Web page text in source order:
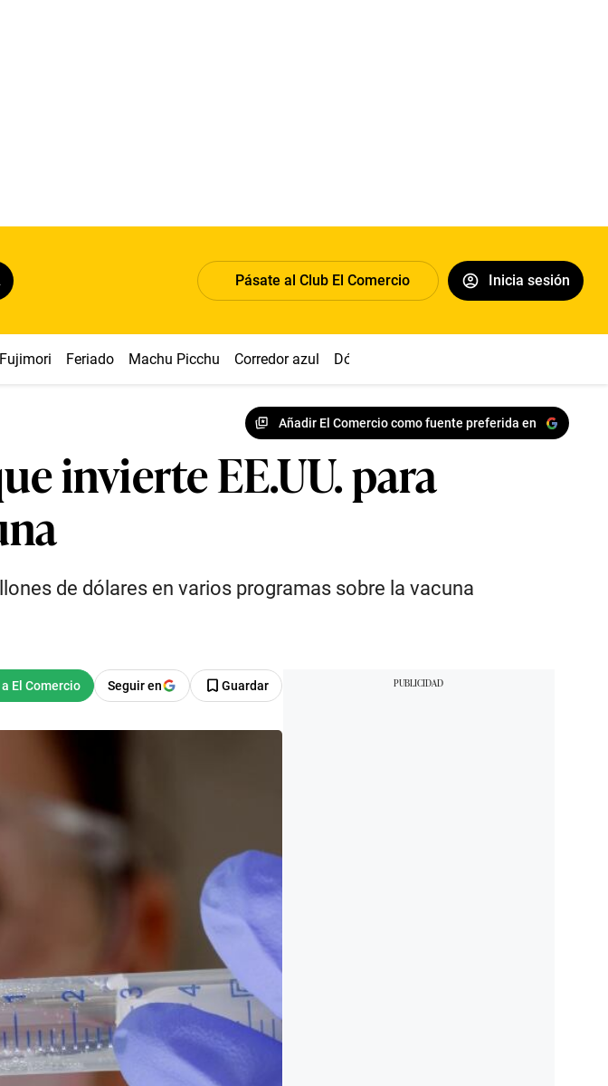
Pásate al Club El Comercio Inicia sesión
Feriado Machu Picchu Corredor azul Dólar
Añadir El Comercio como fuente preferida en
invierte EE.UU. para
de dólares en varios programas sobre la vacuna
Seguir en Guardar